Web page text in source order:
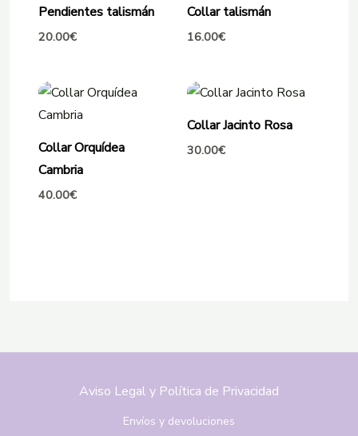
Pendientes talismán
20.00€
Collar talismán
16.00€
Collar Orquídea
Cambria
40.00€
Collar Jacinto Rosa
30.00€
Aviso Legal y Política de Privacidad
Envíos y devoluciones